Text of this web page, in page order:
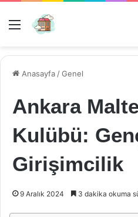
Menü
Anasayfa /Genel
Ankara
Kulübü:
Girişimcilik
9 Aralık 2024 3 dakika okuma